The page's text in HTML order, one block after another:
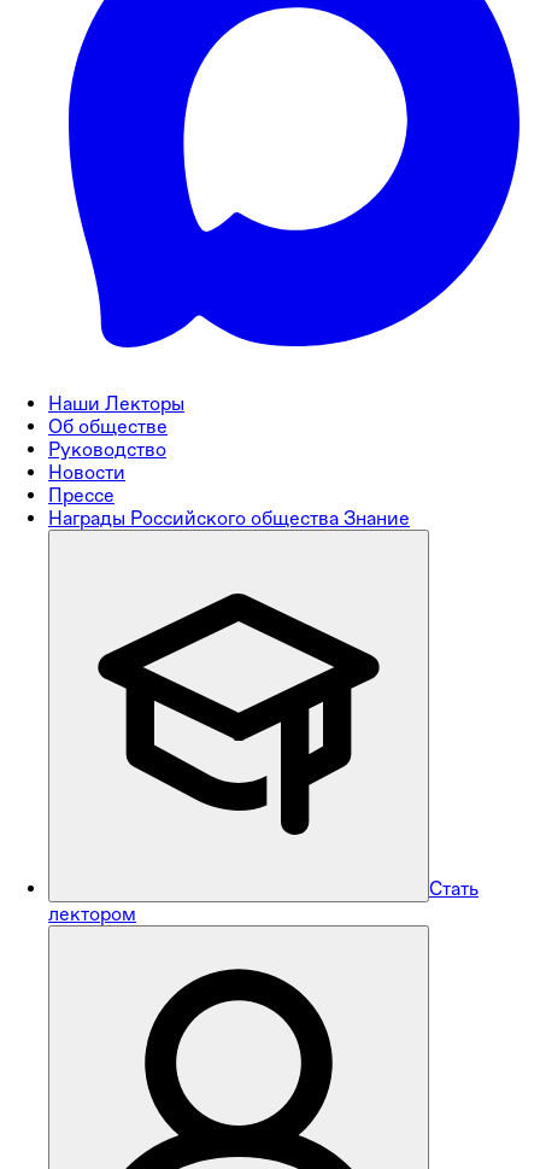
Наши Лекторы
Об обществе
Руководство
Новости
Прессе
Награды Российского общества Знание
Стать
лектором